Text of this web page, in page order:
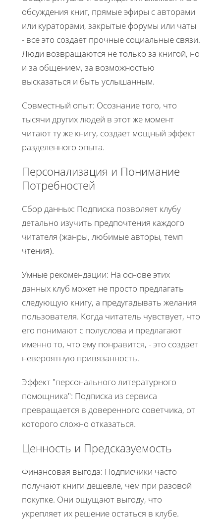
обсуждения книг, прямые эфиры с авторами
или кураторами, закрытые форумы или чаты
- все это создает прочные социальные связи.
Люди возвращаются не только за книгой, но
и за общением, за возможностью
высказаться и быть услышанным.
Совместный опыт: Осознание того, что
тысячи других людей в этот же момент
читают ту же книгу, создает мощный эффект
разделенного опыта.
Персонализация и Понимание
Потребностей
Сбор данных: Подписка позволяет клубу
детально изучить предпочтения каждого
читателя (жанры, любимые авторы, темп
чтения).
Умные рекомендации: На основе этих
данных клуб может не просто предлагать
следующую книгу, а предугадывать желания
пользователя. Когда читатель чувствует, что
его понимают с полуслова и предлагают
именно то, что ему понравится, - это создает
невероятную привязанность.
Эффект "персонального литературного
помощника": Подписка из сервиса
превращается в доверенного советчика, от
которого сложно отказаться.
Ценность и Предсказуемость
Финансовая выгода: Подписчики часто
получают книги дешевле, чем при разовой
покупке. Они ощущают выгоду, что
укрепляет их решение остаться в клубе.